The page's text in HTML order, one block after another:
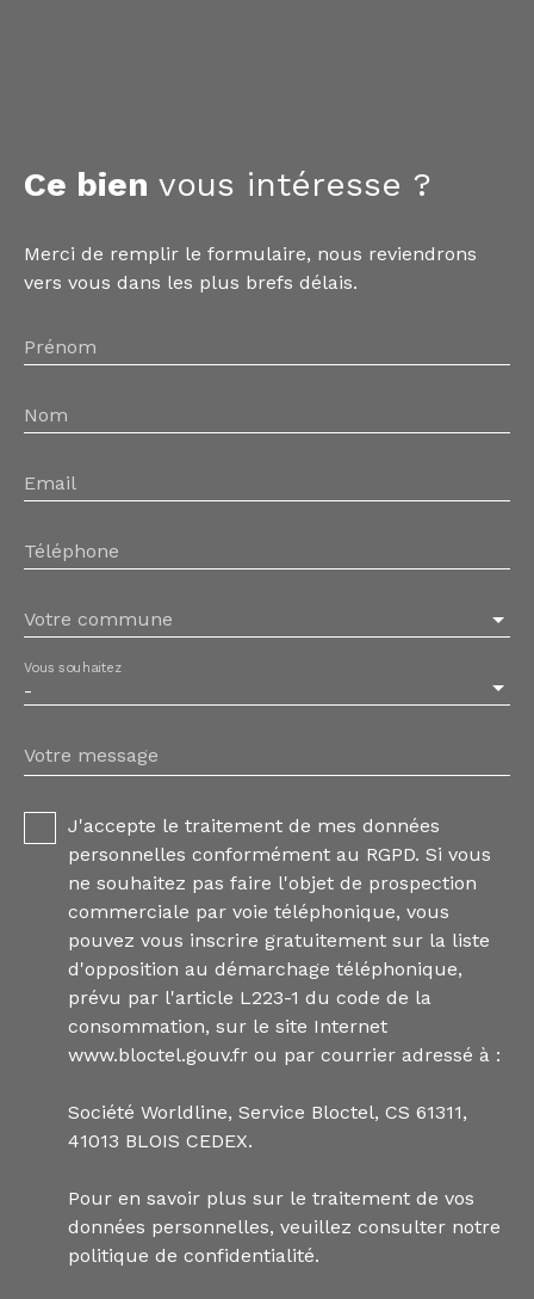
Ce bien vous intéresse ?
Merci de remplir le formulaire, nous reviendrons
vers vous dans les plus brefs délais.
Prénom
Nom
Email
Téléphone
Votre commune
-
Vous souhaitez
Votre message
J'accepte le traitement de mes données
personnelles conformément au RGPD. Si vous
ne souhaitez pas faire l'objet de prospection
commerciale par voie téléphonique, vous
pouvez vous inscrire gratuitement sur la liste
d'opposition au démarchage téléphonique,
prévu par l'article L223-1 du code de la
consommation, sur le site Internet
www.bloctel.gouv.fr ou par courrier adressé à :
Société Worldline, Service Bloctel, CS 61311,
41013 BLOIS CEDEX.
Pour en savoir plus sur le traitement de vos
données personnelles, veuillez consulter notre
politique de confidentialité.